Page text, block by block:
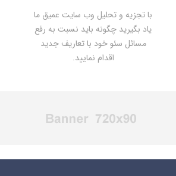
با تجزیه و تحلیل وب سایت عمیق ما
یاد بگیرید چگونه باید نسبت به رفع
مسائل سئو خود با تعاریف جدید
اقدام نمایید.